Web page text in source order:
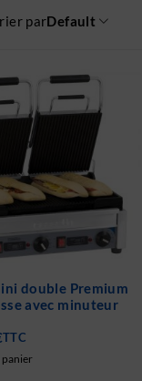
parDefault
double Premium
avec minuteur
TTC